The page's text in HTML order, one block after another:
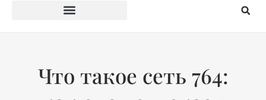
Что такое сеть 764: